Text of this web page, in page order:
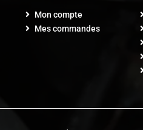
 Mon compte
 Mes commandes